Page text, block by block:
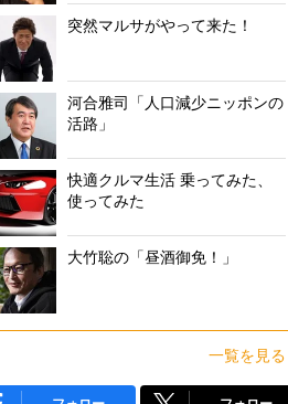
突然マルサがやって来た！
河合雅司「人口減少ニッポンの
活路」
快適クルマ生活 乗ってみた、
使ってみた
大竹聡の「昼酒御免！」
一覧を見る